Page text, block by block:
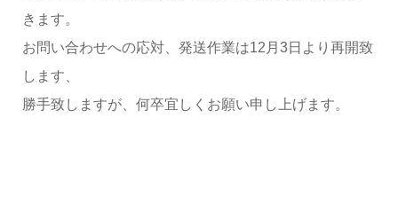
きます。
お問い合わせへの応対、発送作業は12月3日より再開致
します、
勝手致しますが、何卒宜しくお願い申し上げます。